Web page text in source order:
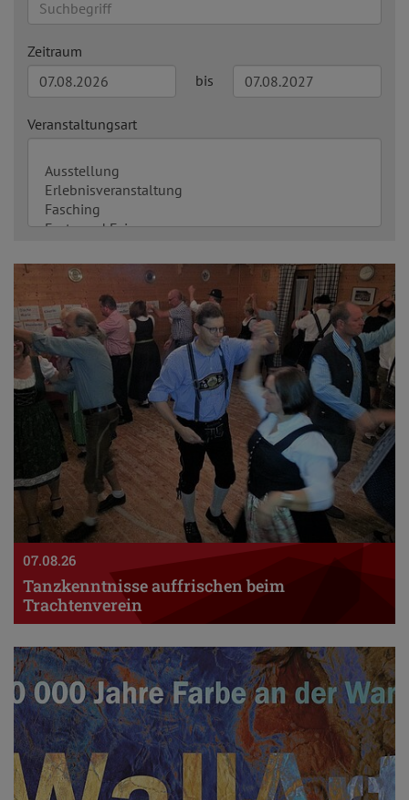
Zeitraum
bis
Veranstaltungsart
07.08.26
Tanzkenntnisse auffrischen beim
Trachtenverein